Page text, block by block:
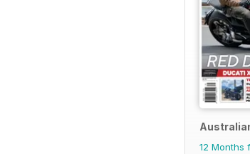
12 Months